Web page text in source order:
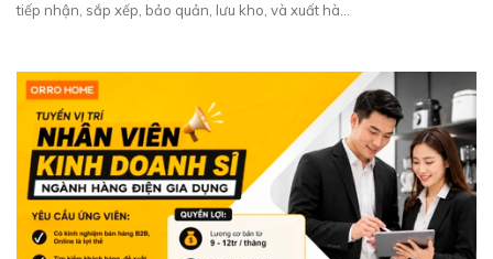
tiếp nhận, sắp xếp, bảo quản, lưu kho, và xuất hà...